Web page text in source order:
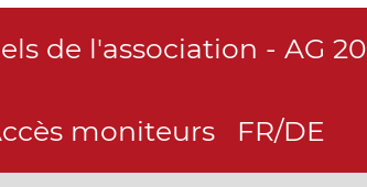
de l'association - AG
moniteurs FR/DE